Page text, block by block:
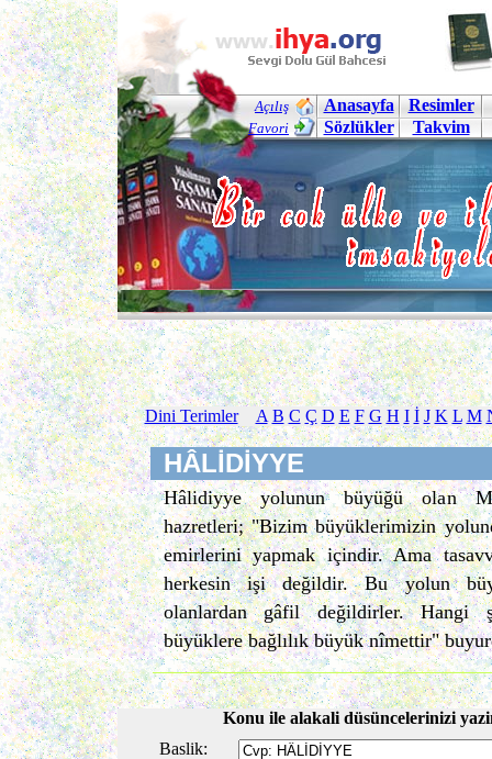
Açılış
Favori
Anasayfa
Resimler
Sözlükler
Takvim
Dini Terimler A B C Ç D E F G H I İ J K L M
HÂLİDİYYE
Hâlidiyye yolunun büyüğü olan
hazretleri; "Bizim büyüklerimizin
emirlerini yapmak içindir. Ama
herkesin işi değildir. Bu yolun
olanlardan gâfil değildirler. Hangi
büyüklere bağlılık büyük nîmettir"
Konu ile alakali düsüncelerinizi
Baslik: